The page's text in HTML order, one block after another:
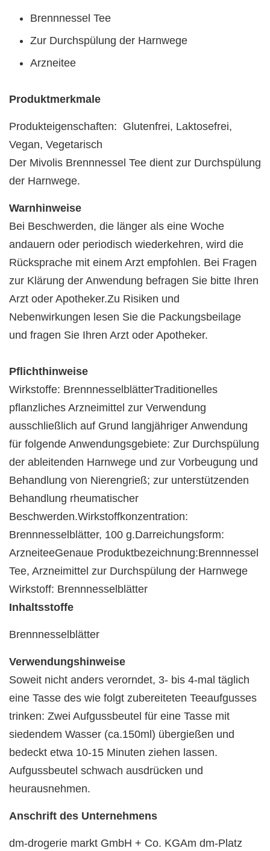
Brennnessel Tee
Zur Durchspülung der Harnwege
Arzneitee
Produktmerkmale
Produkteigenschaften: Glutenfrei, Laktosefrei,
Vegan, Vegetarisch
Der Mivolis Brennnessel Tee dient zur Durchspülung
der Harnwege.
Warnhinweise
Bei Beschwerden, die länger als eine Woche
andauern oder periodisch wiederkehren, wird die
Rücksprache mit einem Arzt empfohlen. Bei Fragen
zur Klärung der Anwendung befragen Sie bitte Ihren
Arzt oder Apotheker.Zu Risiken und
Nebenwirkungen lesen Sie die Packungsbeilage
und fragen Sie Ihren Arzt oder Apotheker.
Pflichthinweise
Wirkstoffe: BrennnesselblätterTraditionelles
pflanzliches Arzneimittel zur Verwendung
ausschließlich auf Grund langjähriger Anwendung
für folgende Anwendungsgebiete: Zur Durchspülung
der ableitenden Harnwege und zur Vorbeugung und
Behandlung von Nierengrieß; zur unterstützenden
Behandlung rheumatischer
Beschwerden.Wirkstoffkonzentration:
Brennnesselblätter, 100 g.Darreichungsform:
ArzneiteeGenaue Produktbezeichnung:Brennnessel
Tee, Arzneimittel zur Durchspülung der Harnwege
Wirkstoff: Brennnesselblätter
Inhaltsstoffe
Brennnesselblätter
Verwendungshinweise
Soweit nicht anders verorndet, 3- bis 4-mal täglich
eine Tasse des wie folgt zubereiteten Teeaufgusses
trinken: Zwei Aufgussbeutel für eine Tasse mit
siedendem Wasser (ca.150ml) übergießen und
bedeckt etwa 10-15 Minuten ziehen lassen.
Aufgussbeutel schwach ausdrücken und
heurausnehmen.
Anschrift des Unternehmens
dm-drogerie markt GmbH + Co. KGAm dm-Platz